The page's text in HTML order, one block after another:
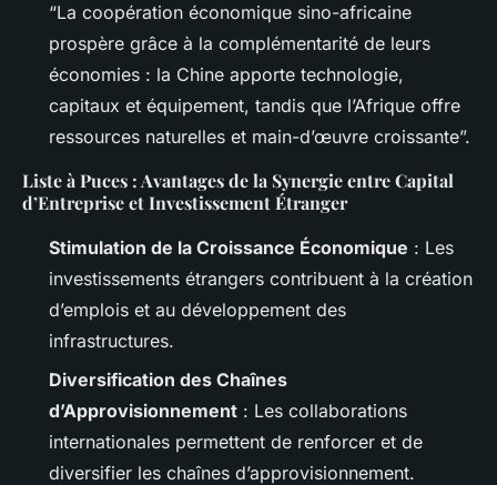
“La coopération économique sino-africaine
prospère grâce à la complémentarité de leurs
économies : la Chine apporte technologie,
capitaux et équipement, tandis que l’Afrique offre
ressources naturelles et main-d’œuvre croissante”.
Liste à Puces : Avantages de la Synergie entre Capital
d’Entreprise et Investissement Étranger
Stimulation de la Croissance Économique : Les
investissements étrangers contribuent à la création
d’emplois et au développement des
infrastructures.
Diversification des Chaînes
d’Approvisionnement : Les collaborations
internationales permettent de renforcer et de
diversifier les chaînes d’approvisionnement.